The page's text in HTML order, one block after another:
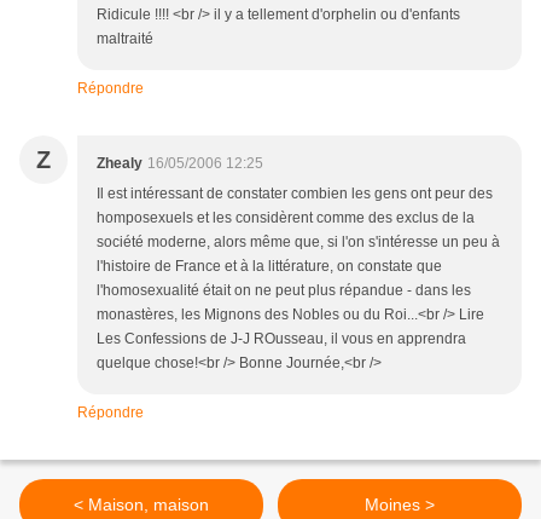
Ridicule !!!! <br /> il y a tellement d'orphelin ou d'enfants
maltraité
Répondre
Z Zhealy 16/05/2006 12:25
Il est intéressant de constater combien les gens ont peur des
homposexuels et les considèrent comme des exclus de la
société moderne, alors même que, si l'on s'intéresse un peu à
l'histoire de France et à la littérature, on constate que
l'homosexualité était on ne peut plus répandue - dans les
monastères, les Mignons des Nobles ou du Roi...<br /> Lire
Les Confessions de J-J ROusseau, il vous en apprendra
quelque chose!<br /> Bonne Journée,<br />
Répondre
< Maison, maison Moines >